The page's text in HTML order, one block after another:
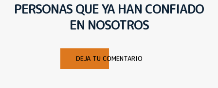
PERSONAS QUE YA HAN CONFIADO
EN NOSOTROS
DEJA TU COMENTARIO